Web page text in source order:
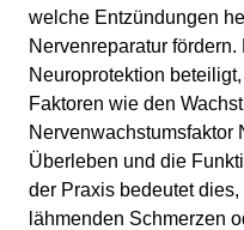
welche Entzündungen
Nervenreparatur
Neuroprotektion
Faktoren wie den
Nervenwachstumsfaktor
Überleben und die
der Praxis bedeutet
lähmenden Schmerzen